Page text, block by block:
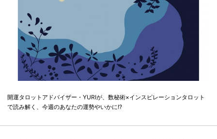
開運タロットアドバイザー・YURIが、数秘術×インスピレーションタロット
で読み解く、今週のあなたの運勢やいかに!?